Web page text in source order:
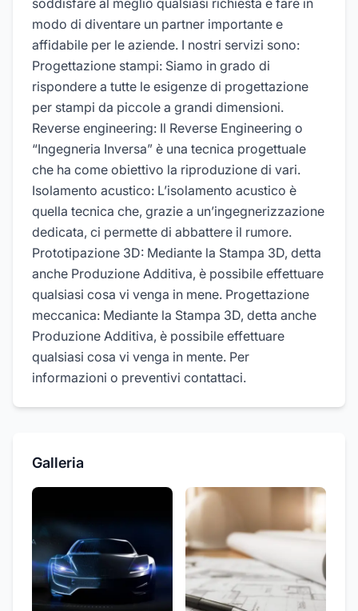
soddisfare al meglio qualsiasi richiesta e fare in
modo di diventare un partner importante e
affidabile per le aziende. I nostri servizi sono:
Progettazione stampi: Siamo in grado di
rispondere a tutte le esigenze di progettazione
per stampi da piccole a grandi dimensioni.
Reverse engineering: Il Reverse Engineering o
“Ingegneria Inversa” è una tecnica progettuale
che ha come obiettivo la riproduzione di vari.
Isolamento acustico: L’isolamento acustico è
quella tecnica che, grazie a un’ingegnerizzazione
dedicata, ci permette di abbattere il rumore.
Prototipazione 3D: Mediante la Stampa 3D, detta
anche Produzione Additiva, è possibile effettuare
qualsiasi cosa vi venga in mene. Progettazione
meccanica: Mediante la Stampa 3D, detta anche
Produzione Additiva, è possibile effettuare
qualsiasi cosa vi venga in mente. Per
informazioni o preventivi contattaci.
Galleria